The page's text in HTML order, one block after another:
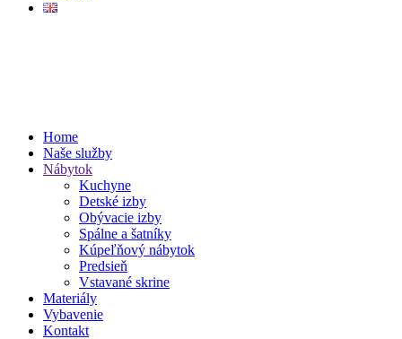
Home
Naše služby
Nábytok
Kuchyne
Detské izby
Obývacie izby
Spálne a šatníky
Kúpeľňový nábytok
Predsieň
Vstavané skrine
Materiály
Vybavenie
Kontakt